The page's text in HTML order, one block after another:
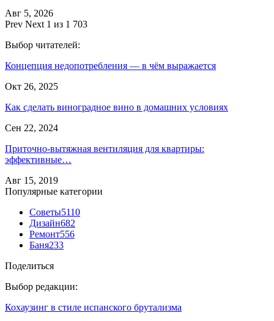
Авг 5, 2026
Prev Next 1 из 1 703
Выбор читателей:
Концепция недопотребления — в чём выражается
Окт 26, 2025
Как сделать виноградное вино в домашних условиях
Сен 22, 2024
Приточно-вытяжная вентиляция для квартиры:
эффективные…
Авг 15, 2019
Популярные категории
Советы5110
Дизайн682
Ремонт556
Баня233
Поделиться
Выбор редакции:
Кохаузинг в стиле испанского брутализма